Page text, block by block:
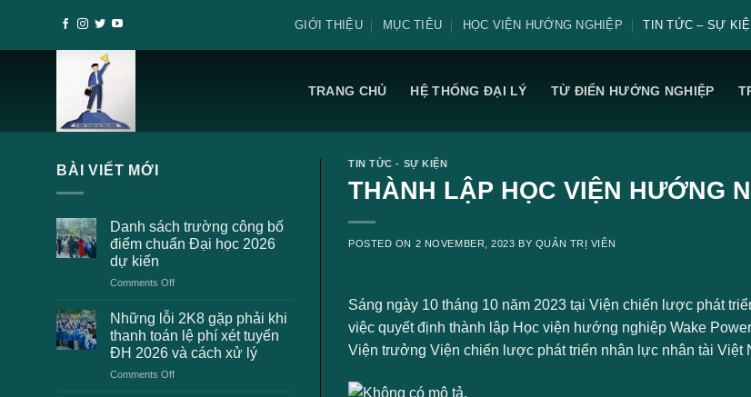
GIỚI THIỆU MỤC TIÊU HỌC VIỆN HƯỚNG NGHIỆP TIN TỨC – SỰ
TRANG CHỦ HỆ THỐNG ĐẠI LÝ TỪ ĐIỂN HƯỚNG NGHIỆP
BÀI VIẾT MỚI
Danh sách trường công bố
điểm chuẩn Đại học 2026
dự kiến
Comments Offon
sách
trường
công
bố
điểm
Những lỗi 2K8 gặp phải khi
thanh toán lệ phí xét tuyển
ĐH 2026 và cách xử lý
Comments Offon
TIN TỨC - SỰ KIỆN
THÀNH LẬP HỌC VIỆN HƯỚNG
POSTED ON 2 NOVEMBER, 2023 BY QUẢN TRỊ VIÊN
Sáng ngày 10 tháng 10 năm 2023 tại Viện chiến lược phát
việc quyết định thành lập Học viện hướng nghiệp Wake
Viện trưởng Viện chiến lược phát triển nhân lực nhân tài Việt